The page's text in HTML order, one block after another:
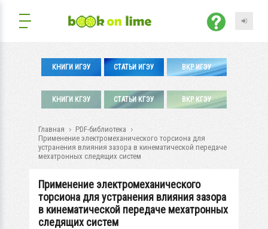
КНИГИ ИГЭУ СТАТЬИ ИГЭУ ВКР ИГЭУ
КНИГИ КГЭУ СТАТЬИ КГЭУ ВКР КГЭУ
Главная
PDF-библиотека
Применение электромеханического торсиона для
устранения влияния зазора в кинематической передаче
мехатронных следящих систем
Применение электромеханического
торсиона для устранения влияния зазора
в кинематической передаче мехатронных
следящих систем